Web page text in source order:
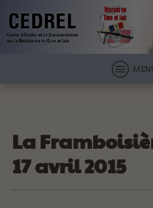
La
17 avril 2015